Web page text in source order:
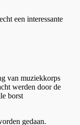
een interessante
van muziekkorps
werden door de
borst
gedaan.